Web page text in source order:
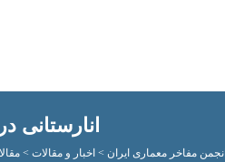
انارستانی
انجمن مفاخر معماری ایران > اخبار و مقالات >